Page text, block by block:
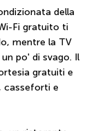
della
Fi gratuito ti
mentre la TV
po' di svago. Il
gratuiti e
casseforti e